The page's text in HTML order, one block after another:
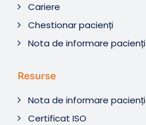
Cariere
Chestionar pacienți
Nota de informare pacienți
Resurse
Nota de informare pacienți
Certificat ISO